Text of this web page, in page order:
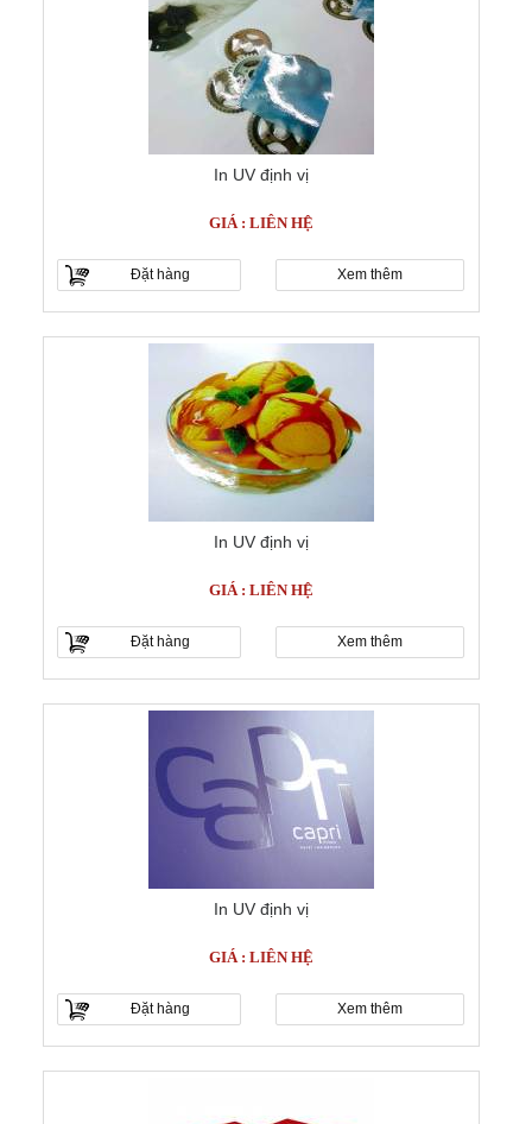
In UV định vị
GIÁ : LIÊN HỆ
Đặt hàng Xem thêm
In UV định vị
GIÁ : LIÊN HỆ
Đặt hàng Xem thêm
In UV định vị
GIÁ : LIÊN HỆ
Đặt hàng Xem thêm